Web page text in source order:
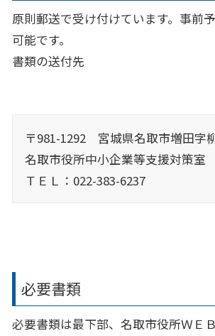
原則郵送で受け付けています。事前
可能です。
書類の送付先
〒981-1292 宮城県名取市増田字
名取市役所中小企業等支援対策室
ＴＥＬ：022-383-6237
必要書類
必要書類は最下部、名取市役所ＷＥ